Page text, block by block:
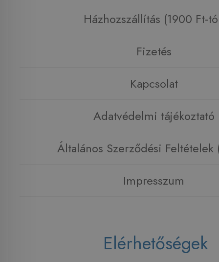
Házhozszállítás (1900 Ft-
Fizetés
Kapcsolat
Adatvédelmi tájékoztató
Általános Szerződési Feltételek
Impresszum
Elérhetőségek